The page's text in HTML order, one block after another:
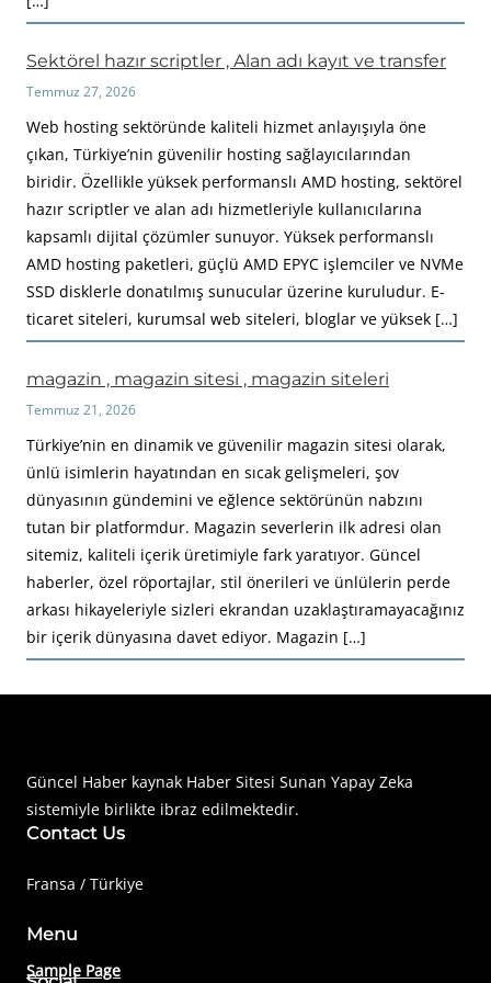
Sektörel hazır scriptler , Alan adı kayıt ve transfer
Temmuz 27, 2026
Web hosting sektöründe kaliteli hizmet anlayışıyla öne
çıkan, Türkiye’nin güvenilir hosting sağlayıcılarından
biridir. Özellikle yüksek performanslı AMD hosting, sektörel
hazır scriptler ve alan adı hizmetleriyle kullanıcılarına
kapsamlı dijital çözümler sunuyor. Yüksek performanslı
AMD hosting paketleri, güçlü AMD EPYC işlemciler ve NVMe
SSD disklerle donatılmış sunucular üzerine kuruludur. E-
ticaret siteleri, kurumsal web siteleri, bloglar ve yüksek […]
magazin , magazin sitesi , magazin siteleri
Temmuz 21, 2026
Türkiye’nin en dinamik ve güvenilir magazin sitesi olarak,
ünlü isimlerin hayatından en sıcak gelişmeleri, şov
dünyasının gündemini ve eğlence sektörünün nabzını
tutan bir platformdur. Magazin severlerin ilk adresi olan
sitemiz, kaliteli içerik üretimiyle fark yaratıyor. Güncel
haberler, özel röportajlar, stil önerileri ve ünlülerin perde
arkası hikayeleriyle sizleri ekrandan uzaklaştıramayacağınız
bir içerik dünyasına davet ediyor. Magazin […]
Güncel Haber kaynak Haber Sitesi Sunan Yapay Zeka
sistemiyle birlikte ibraz edilmektedir.
Contact Us
Fransa / Türkiye
Menu
Sample Page